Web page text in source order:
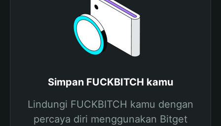
Simpan FUCKBITCH kamu
Lindungi FUCKBITCH kamu dengan
percaya diri menggunakan Bitget